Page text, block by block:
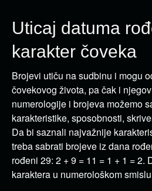
Uticaj datuma
karakter čoveka
Brojevi utiču na sudbinu i mogu
čovekovog života, pa čak i
numerologije i brojeva možemo
karakteristike, sposobnosti,
Da bi saznali najvažnije
treba sabrati brojeve iz dana
rođeni 29: 2 + 9 = 11 = 1 + 1 = 2.
karaktera u numerološkom